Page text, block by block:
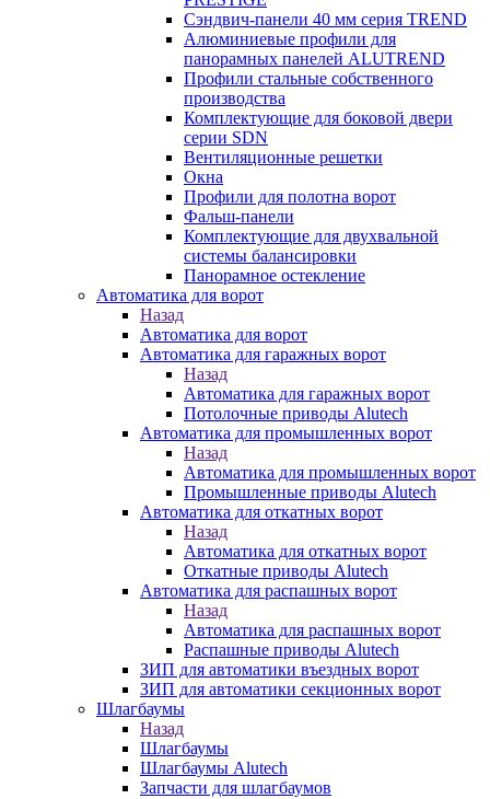
Сэндвич-панели 40 мм серия TREND
Алюминиевые профили для
панорамных панелей ALUTREND
Профили стальные собственного
производства
Комплектующие для боковой двери
серии SDN
Вентиляционные решетки
Окна
Профили для полотна ворот
Фальш-панели
Комплектующие для двухвальной
системы балансировки
Панорамное остекление
Автоматика для ворот
Назад
Автоматика для ворот
Автоматика для гаражных ворот
Назад
Автоматика для гаражных ворот
Потолочные приводы Alutech
Автоматика для промышленных ворот
Назад
Автоматика для промышленных ворот
Промышленные приводы Alutech
Автоматика для откатных ворот
Назад
Автоматика для откатных ворот
Откатные приводы Alutech
Автоматика для распашных ворот
Назад
Автоматика для распашных ворот
Распашные приводы Alutech
ЗИП для автоматики въездных ворот
ЗИП для автоматики секционных ворот
Шлагбаумы
Назад
Шлагбаумы
Шлагбаумы Alutech
Запчасти для шлагбаумов